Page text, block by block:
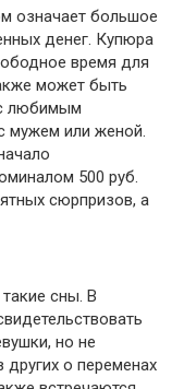
означает большое
денег. Купюра
время для
может быть
любимым
мужем или женой.
500 руб.
сюрпризов, а
сны. В
но не
о переменах